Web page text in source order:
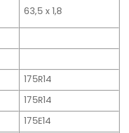
63,5 x 1,8
175R14
175R14
175E14